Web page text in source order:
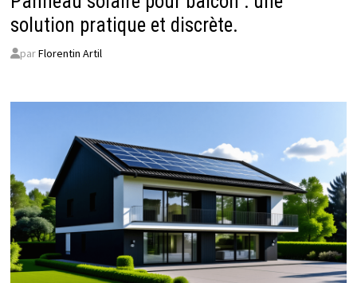
solution pratique et discrète.
parFlorentin Artil